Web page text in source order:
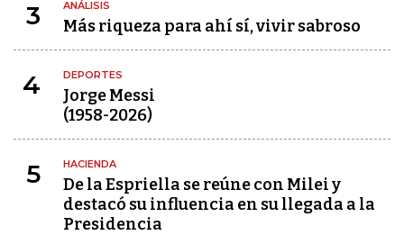
3 ANÁLISIS
Más riqueza para ahí sí, vivir sabroso
4 DEPORTES
Jorge Messi
(1958-2026)
5 HACIENDA
De la Espriella se reúne con Milei y
destacó su influencia en su llegada a la
Presidencia